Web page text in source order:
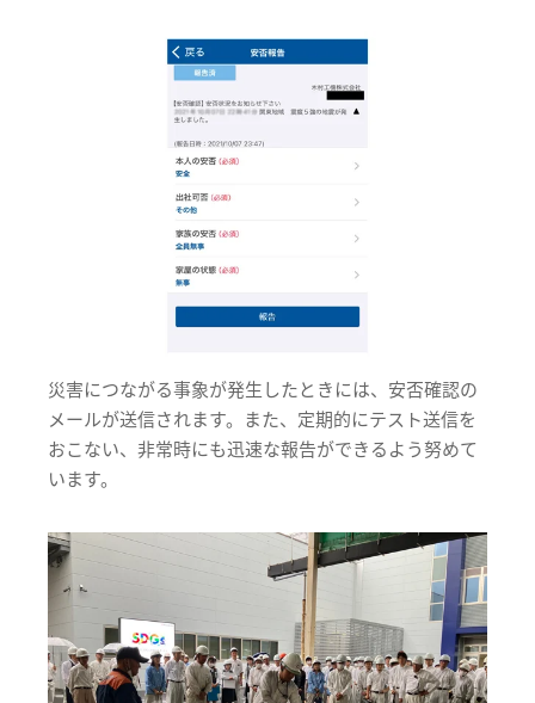
災害につながる事象が発生したときには、安否確認の
メールが送信されます。また、定期的にテスト送信を
おこない、非常時にも迅速な報告ができるよう努めて
います。